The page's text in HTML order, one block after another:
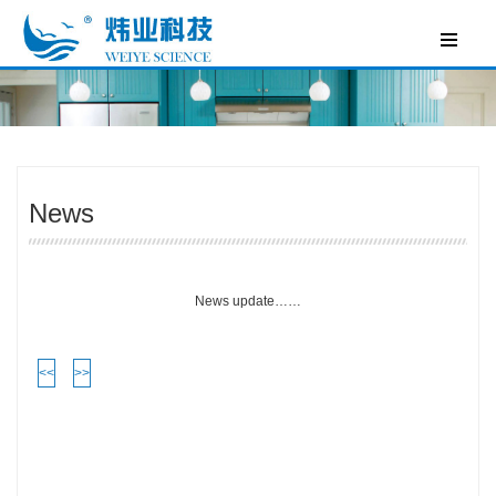
News
News update……
<< >>